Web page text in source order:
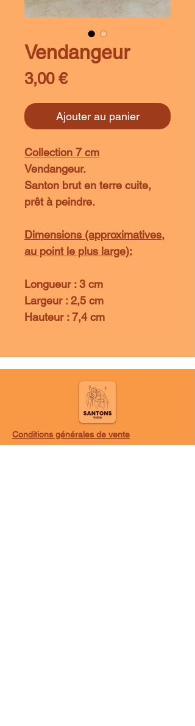
Vendangeur
3,00 €Prix
Ajouter au panier
Collection 7 cm
Vendangeur.
Santon brut en terre cuite,
prêt à peindre.
Dimensions (approximatives,
au point le plus large):
Longueur : 3 cm
Largeur : 2,5 cm
Hauteur : 7,4 cm
Conditions générales de vente